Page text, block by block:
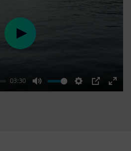
03:30
Mute Settings
PIP
Enter
Play